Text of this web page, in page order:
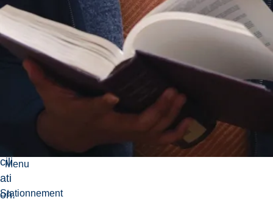
Menu
Stationnement
de
col
oni
cili
ati
on.